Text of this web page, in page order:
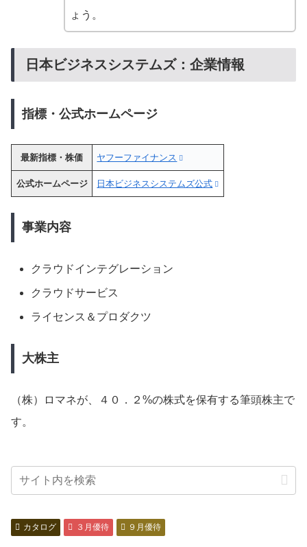
ょう。
日本ビジネスシステムズ：企業情報
指標・公式ホームページ
最新指標・株価 ヤフーファイナンス
公式ホームページ 日本ビジネスシステムズ公式
事業内容
クラウドインテグレーション
クラウドサービス
ライセンス＆プロダクツ
大株主
（株）ロマネが、４０．２%の株式を保有する筆頭株主で
す。
カタログ ３月優待 ９月優待